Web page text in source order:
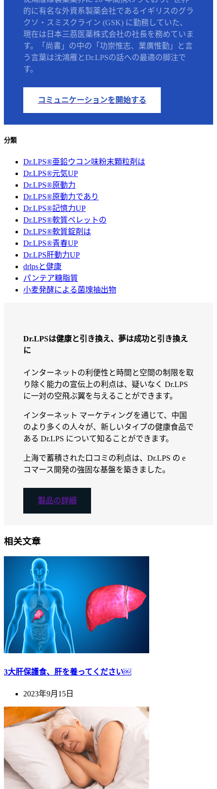
的に有名な外資系製薬会社であるイギリスのグラ
クソ・スミスクライン (GSK) に勤務していた、
現在は日本三茘医薬株式会社の社長を務めていま
す。「尚書」の中の「功崇惟志、業廣惟勤」と言
う言葉は沈鴻雁とDr.LPSの話への最適の脚注で
す。
コミュニケーションを開始する
分類
Dr.LPS®亜鉛ウコン味粉末顆粒剤は
Dr.LPS®元気UP
Dr.LPS®原動力
Dr.LPS®原動力であり
Dr.LPS®記憶力UP
Dr.LPS®軟質ペレットの
Dr.LPS®軟質錠剤は
Dr.LPS®青春UP
Dr.LPS肝動力UP
drlpsと健康
パンテア糖脂質
小麦発酵による菌塊抽出物
Dr.LPSは健康と引き換え、夢は成功と引き換え
に
インターネットの利便性と時間と空間の制限を取
り除く能力の宣伝上の利点は、疑いなく Dr.LPS
に一対の空飛ぶ翼を与えることができます。
インターネット マーケティングを通じて、中国
のより多くの人々が、新しいタイプの健康食品で
ある Dr.LPS について知ることができます。
上海で蓄積された口コミの利点は、Dr.LPS の e
コマース開発の強固な基盤を築きました。
製品の詳細
相关文章
3大肝保護食、肝を養ってください￼
2023年9月15日